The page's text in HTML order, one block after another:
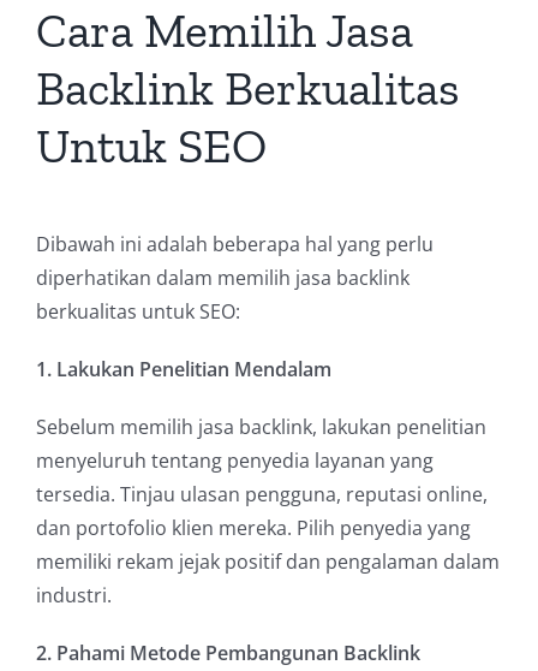
Cara Memilih Jasa
Backlink Berkualitas
Untuk SEO
Dibawah ini adalah beberapa hal yang perlu
diperhatikan dalam memilih jasa backlink
berkualitas untuk SEO:
1. Lakukan Penelitian Mendalam
Sebelum memilih jasa backlink, lakukan penelitian
menyeluruh tentang penyedia layanan yang
tersedia. Tinjau ulasan pengguna, reputasi online,
dan portofolio klien mereka. Pilih penyedia yang
memiliki rekam jejak positif dan pengalaman dalam
industri.
2. Pahami Metode Pembangunan Backlink